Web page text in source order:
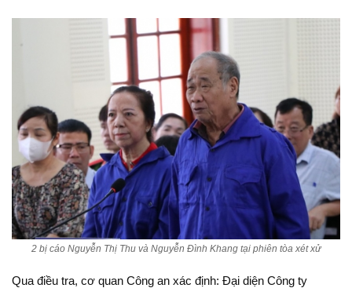
2 bị cáo Nguyễn Thị Thu và Nguyễn Đình Khang tại phiên tòa xét xử
Qua điều tra, cơ quan Công an xác định: Đại diện Công ty